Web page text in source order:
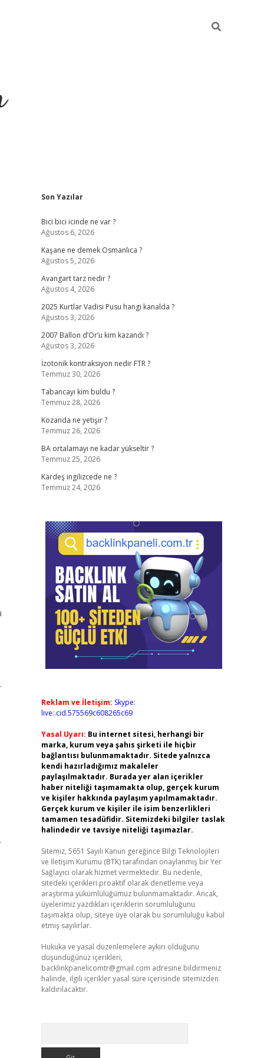
Sidebar
Son Yazılar
Bici bici icinde ne var ?
Ağustos 6, 2026
Kaşane ne demek Osmanlıca ?
Ağustos 5, 2026
Avangart tarz nedir ?
Ağustos 4, 2026
2025 Kurtlar Vadisi Pusu hangi kanalda ?
Ağustos 3, 2026
2007 Ballon d’Or’u kim kazandı ?
Ağustos 3, 2026
İzotonik kontraksiyon nedir FTR ?
Temmuz 30, 2026
Tabancayı kim buldu ?
Temmuz 28, 2026
Kozanda ne yetişir ?
Temmuz 26, 2026
BA ortalamayı ne kadar yükseltir ?
Temmuz 25, 2026
Kardeş ingilizcede ne ?
Temmuz 24, 2026
Reklam ve İletişim: Skype:
live:.cid.575569c608265c69
Yasal Uyarı: Bu internet sitesi, herhangi bir
marka, kurum veya şahıs şirketi ile hiçbir
bağlantısı bulunmamaktadır. Sitede yalnızca
kendi hazırladığımız makaleler
paylaşılmaktadır. Burada yer alan içerikler
haber niteliği taşımamakta olup, gerçek kurum
ve kişiler hakkında paylaşım yapılmamaktadır.
Gerçek kurum ve kişiler ile isim benzerlikleri
tamamen tesadüfidir. Sitemizdeki bilgiler taslak
halindedir ve tavsiye niteliği taşımazlar.
Sitemiz, 5651 Sayılı Kanun gereğince Bilgi Teknolojileri
ve İletişim Kurumu (BTK) tarafından onaylanmış bir Yer
Sağlayıcı olarak hizmet vermektedir. Bu nedenle,
sitedeki içerikleri proaktif olarak denetleme veya
araştırma yükümlülüğümüz bulunmamaktadır. Ancak,
üyelerimiz yazdıkları içeriklerin sorumluluğunu
taşımakta olup, siteye üye olarak bu sorumluluğu kabul
etmiş sayılırlar.
Hukuka ve yasal düzenlemelere aykırı olduğunu
düşündüğünüz içerikleri,
backlinkpanelicomtr@gmail.com adresine bildirmeniz
halinde, ilgili içerikler yasal süre içerisinde sitemizden
kaldırılacaktır.